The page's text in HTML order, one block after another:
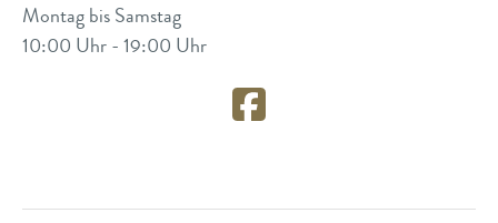
Montag bis Samstag
10:00 Uhr - 19:00 Uhr